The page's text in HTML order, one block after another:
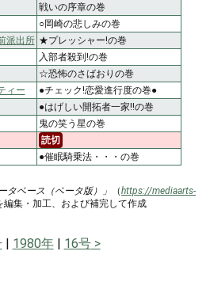
戦いの序章の巻
○岡崎の悲しみの巻
派出所 ★プレッシャー!の巻
入部者殺到!の巻
☆恐怖のさばおりの巻
ィー
●チェック!恋愛進行度の巻●
●はげしい開拓者一家!!の巻
鬼の笑う星の巻
読切
●催眠騎乗法・・・の巻
タベース（ベータ版）」 （https://mediaarts-
編集・加工、および補完して作成
1980年 16号